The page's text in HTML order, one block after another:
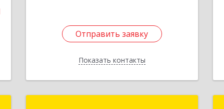
Отправить заявку
Показать контакты
Отправить заявку
Назад